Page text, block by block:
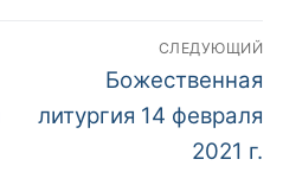
СЛЕДУЮЩИЙ
Следующий
пост:
Божественная
литургия 14 февраля
2021 г.